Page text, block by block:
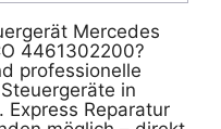
Mercedes
4461302200?
professionelle
in
Reparatur